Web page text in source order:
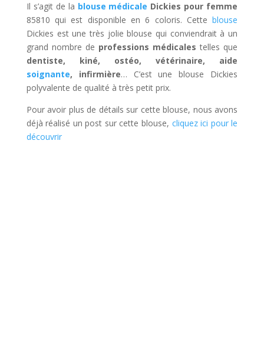
Il s’agit de la blouse médicale Dickies pour femme
85810 qui est disponible en 6 coloris. Cetteblouse
Dickies est une très jolie blouse qui conviendrait à un
grand nombre de professions médicales telles que
dentiste, kiné, ostéo, vétérinaire, aide
soignante, infirmière… C’est une blouse Dickies
polyvalente de qualité à très petit prix.
Pour avoir plus de détails sur cette blouse, nous avons
déjà réalisé un post sur cette blouse, cliquez ici pour le
découvrir